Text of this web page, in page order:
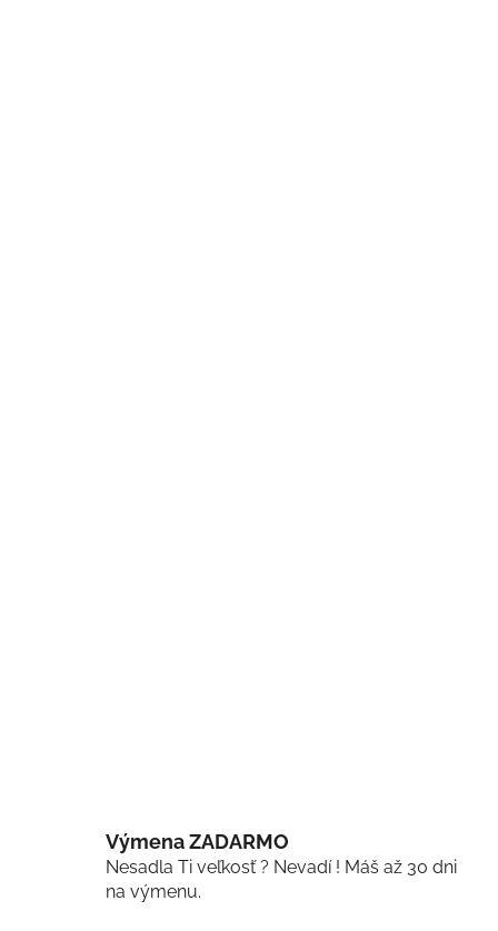
Výmena ZADARMO
Nesadla Ti veľkosť ? Nevadí ! Máš až 30 dni
na výmenu.